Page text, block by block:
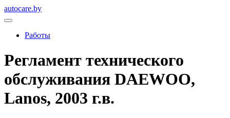
autocare.by
Работы
Регламент технического
обслуживания DAEWOO,
Lanos, 2003 г.в.